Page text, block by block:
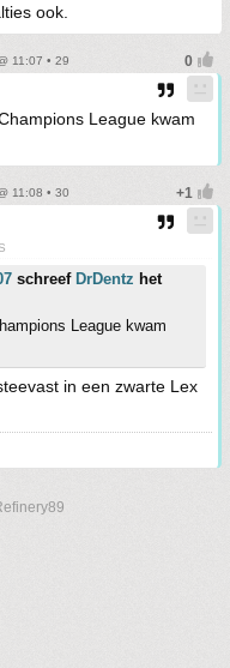
ook.
11:07 • 29
League kwam
11:08 • 30
schreef DrDentz het
League kwam
in een zwarte Lex